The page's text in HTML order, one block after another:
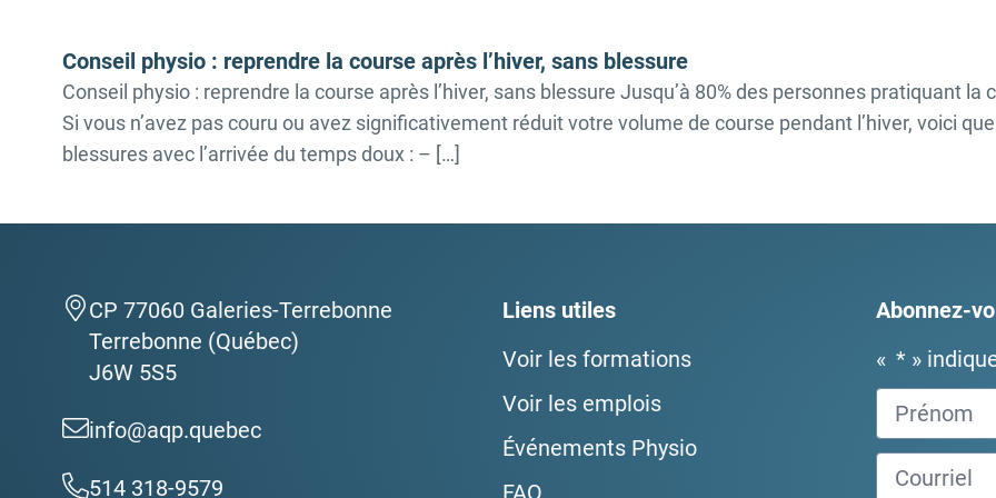
Conseil physio : reprendre la course après l’hiver, sans blessure
Conseil physio : reprendre la course après l’hiver, sans blessure Jusqu’à 80% des personnes pratiquant
Si vous n’avez pas couru ou avez significativement réduit votre volume de course pendant l’hiver, voici
blessures avec l’arrivée du temps doux : – […]
CP 77060 Galeries-Terrebonne
Terrebonne (Québec)
J6W 5S5
info@aqp.quebec
514 318-9579
Liens utiles
Voir les formations
Voir les emplois
Événements Physio
FAQ
Abonnez-
« * »